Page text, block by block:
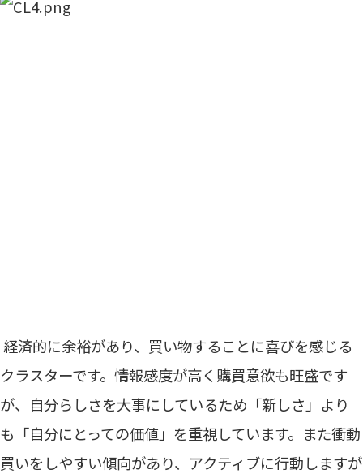
経済的に余裕があり、買い物することに喜びを感じる
クラスターです。情報感度が高く購買意欲も旺盛です
が、自分らしさを大事にしているため「新しさ」より
も「自分にとっての価値」を重視しています。また衝動
買いをしやすい傾向があり、アクティブに行動しますが